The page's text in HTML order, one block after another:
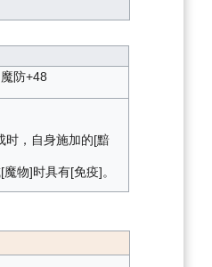
防+48
时，自身施加的[黯
物]时具有[免疫]。